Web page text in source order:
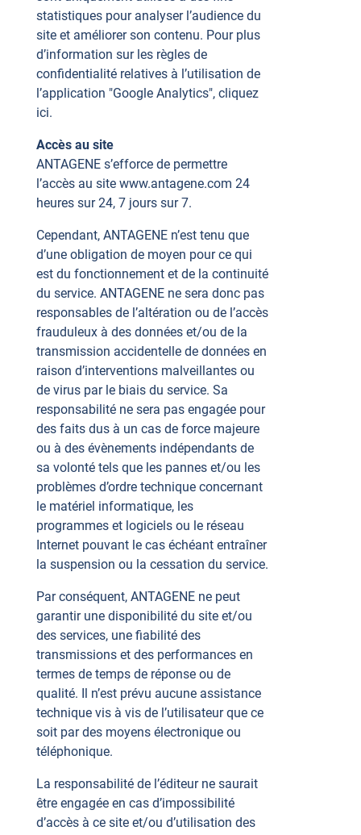
statistiques pour analyser l’audience du
site et améliorer son contenu. Pour plus
d’information sur les règles de
confidentialité relatives à l’utilisation de
l’application "Google Analytics", cliquez
ici.
Accès au site
ANTAGENE s’efforce de permettre
l’accès au site www.antagene.com 24
heures sur 24, 7 jours sur 7.
Cependant, ANTAGENE n’est tenu que
d’une obligation de moyen pour ce qui
est du fonctionnement et de la continuité
du service. ANTAGENE ne sera donc pas
responsables de l’altération ou de l’accès
frauduleux à des données et/ou de la
transmission accidentelle de données en
raison d’interventions malveillantes ou
de virus par le biais du service. Sa
responsabilité ne sera pas engagée pour
des faits dus à un cas de force majeure
ou à des évènements indépendants de
sa volonté tels que les pannes et/ou les
problèmes d’ordre technique concernant
le matériel informatique, les
programmes et logiciels ou le réseau
Internet pouvant le cas échéant entraîner
la suspension ou la cessation du service.
Par conséquent, ANTAGENE ne peut
garantir une disponibilité du site et/ou
des services, une fiabilité des
transmissions et des performances en
termes de temps de réponse ou de
qualité. Il n’est prévu aucune assistance
technique vis à vis de l’utilisateur que ce
soit par des moyens électronique ou
téléphonique.
La responsabilité de l’éditeur ne saurait
être engagée en cas d’impossibilité
d’accès à ce site et/ou d’utilisation des